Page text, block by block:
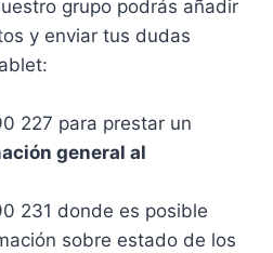
grupo podrás añadir
y enviar tus dudas
227 para prestar un
general al
231 donde es posible
sobre estado de los